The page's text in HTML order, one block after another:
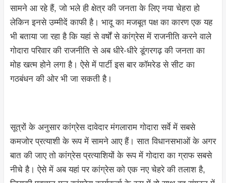
सामने आ रहे हैं, जो भले ही क्षेत्र की जनता के लिए नया चेहरा हो
लेकिन इनसे उम्मीदें काफी है। भादू का मजबूत पक्ष का कारण एक यह
भी बताया जा रहा है कि यहां से वर्षों से कांग्रेस में राजनीति करने वाले
गोदारा परिवार की राजनीति से अब धीरे-धीरे डूंगरगढ़ की जनता का
मोह खत्म होने लगा है। ऐसे में पार्टी इस बार कॉमरेड से सीट का
गठबंधन की ओर भी जा सकती है।
सूत्रों के अनुसार कांग्रेस दावेदार मंगलाराम गोदारा सर्वे में सबसे
कमजोर प्रत्याशी के रूप में सामने आए हैं। सात विधानसभाओं के अगर
बात की जाए तो कांग्रेस प्रत्याशियों के रूप में गोदारा का ग्राफ सबसे
नीचे है। ऐसे में अब यहां पर कांग्रेस को एक नए चेहरे की तलाश है,